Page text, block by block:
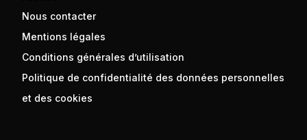
Nous contacter
Mentions légales
Conditions générales d’utilisation
Politique de confidentialité des données personnelles
et des cookies